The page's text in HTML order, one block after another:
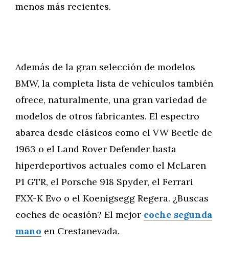
menos más recientes.
Además de la gran selección de modelos
BMW, la completa lista de vehículos también
ofrece, naturalmente, una gran variedad de
modelos de otros fabricantes. El espectro
abarca desde clásicos como el VW Beetle de
1963 o el Land Rover Defender hasta
hiperdeportivos actuales como el McLaren
P1 GTR, el Porsche 918 Spyder, el Ferrari
FXX-K Evo o el Koenigsegg Regera. ¿Buscas
coches de ocasión? El mejor coche segunda
mano en Crestanevada.